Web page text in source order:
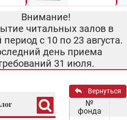
Внимание!
читальных залов в
с 10 по 23 августа.
день приема
31 июля.
Вернуться
№
фонда